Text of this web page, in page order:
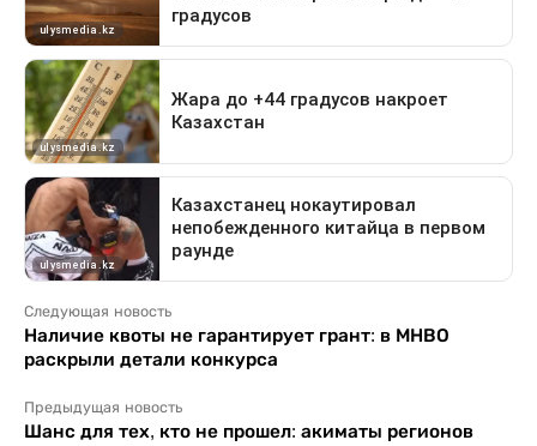
Следующая новость
Наличие квоты не гарантирует грант: в МНВО
раскрыли детали конкурса
Предыдущая новость
Шанс для тех, кто не прошел: акиматы регионов